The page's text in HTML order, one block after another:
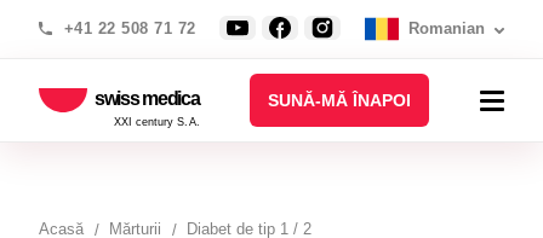
+41 22 508 71 72 Romanian
swiss medica
XXI century S.A.
SUNĂ-MĂ ÎNAPOI
Acasă Mărturii Diabet de tip 1 / 2